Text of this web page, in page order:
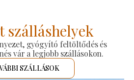
szálláshelyek
gyógyító feltöltődés és
vár a legjobb szállásokon.
SZÁLLÁSOK